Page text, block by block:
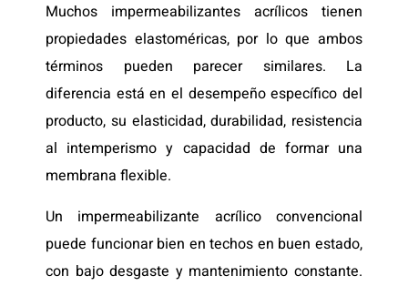
Muchos impermeabilizantes acrílicos tienen
propiedades elastoméricas, por lo que ambos
términos pueden parecer similares. La
diferencia está en el desempeño específico del
producto, su elasticidad, durabilidad, resistencia
al intemperismo y capacidad de formar una
membrana flexible.
Un impermeabilizante acrílico convencional
puede funcionar bien en techos en buen estado,
con bajo desgaste y mantenimiento constante.